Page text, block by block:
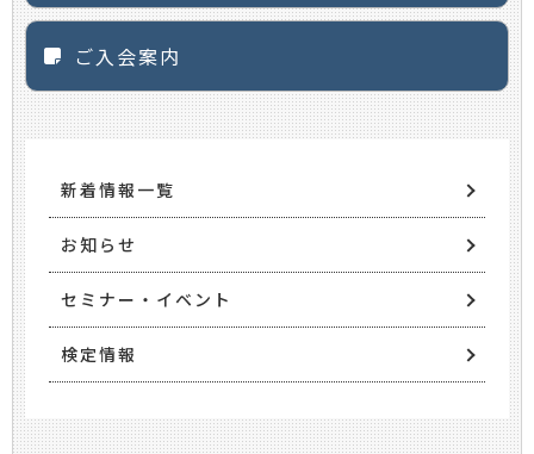
ご入会案内
新着情報一覧
お知らせ
セミナー・イベント
検定情報